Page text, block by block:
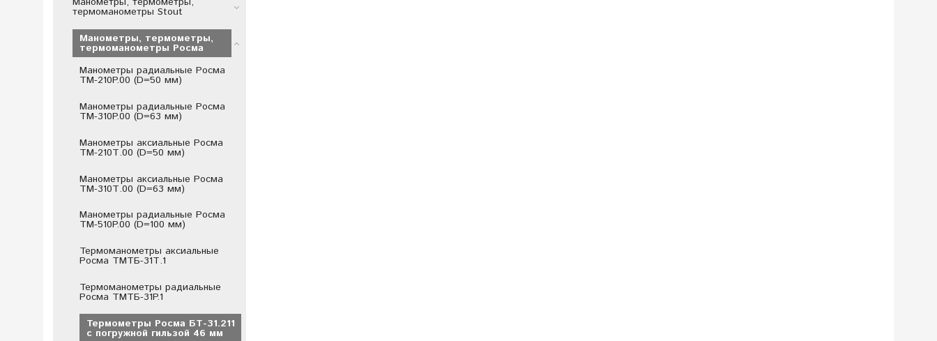
термоманометры Stout
Манометры, термометры,
термоманометры Росма
Манометры радиальные Росма
ТМ-210P.00 (D=50 мм)
Манометры радиальные Росма
ТМ-310P.00 (D=63 мм)
Манометры аксиальные Росма
ТМ-210Т.00 (D=50 мм)
Манометры аксиальные Росма
ТМ-310Т.00 (D=63 мм)
Манометры радиальные Росма
ТМ-510P.00 (D=100 мм)
Термоманометры аксиальные
Росма ТМТБ-31Т.1
Термоманометры радиальные
Росма ТМТБ-31P.1
Термометры Росма БТ-31.211
с погружной гильзой 46 мм